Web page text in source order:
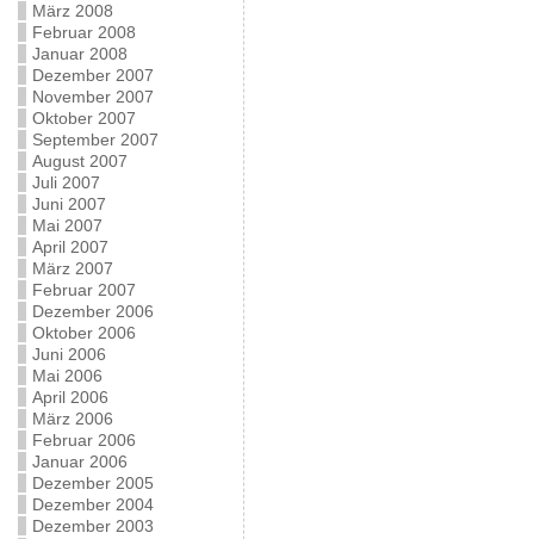
März 2008
Februar 2008
Januar 2008
Dezember 2007
November 2007
Oktober 2007
September 2007
August 2007
Juli 2007
Juni 2007
Mai 2007
April 2007
März 2007
Februar 2007
Dezember 2006
Oktober 2006
Juni 2006
Mai 2006
April 2006
März 2006
Februar 2006
Januar 2006
Dezember 2005
Dezember 2004
Dezember 2003